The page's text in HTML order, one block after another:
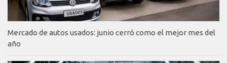
Mercado de autos usados: junio cerró como el mejor mes del
año